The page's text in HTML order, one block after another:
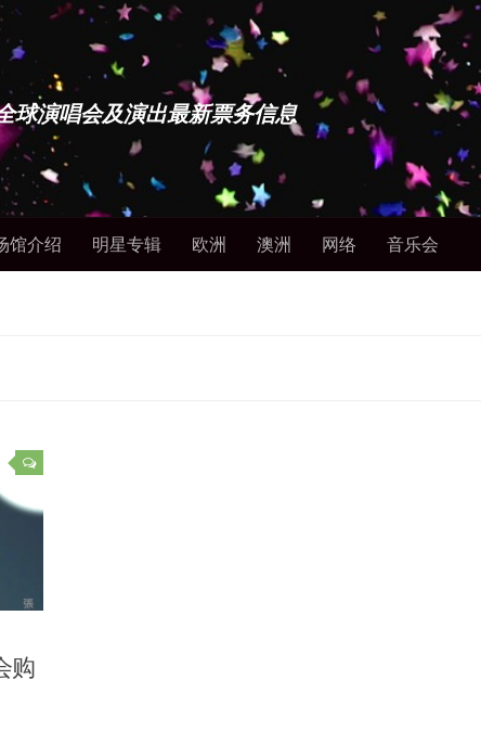
球演唱会及演出最新票务信息
馆介绍 明星专辑 欧洲 澳洲 网络 音乐会
购